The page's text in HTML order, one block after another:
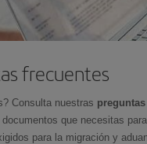
frecuentes
Consulta nuestras
que necesitas
para la migración y